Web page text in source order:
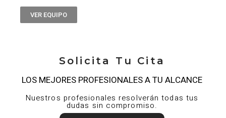
VER EQUIPO
Solicita Tu Cita
LOS MEJORES PROFESIONALES A TU ALCANCE
Nuestros profesionales resolverán todas tus
dudas sin compromiso.